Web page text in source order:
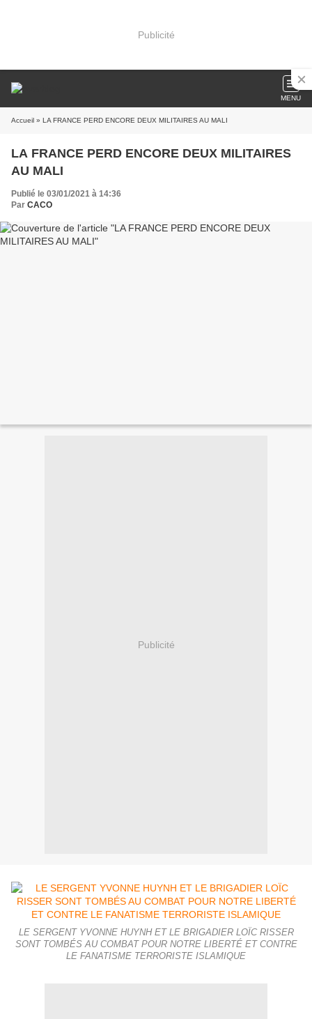
Publicité
MENU
Accueil » LA FRANCE PERD ENCORE DEUX MILITAIRES AU MALI
LA FRANCE PERD ENCORE DEUX MILITAIRES
AU MALI
Publié le 03/01/2021 à 14:36
Par CACO
Publicité
LE SERGENT YVONNE HUYNH ET LE BRIGADIER LOÏC RISSER
SONT TOMBÉS AU COMBAT POUR NOTRE LIBERTÉ ET CONTRE
LE FANATISME TERRORISTE ISLAMIQUE